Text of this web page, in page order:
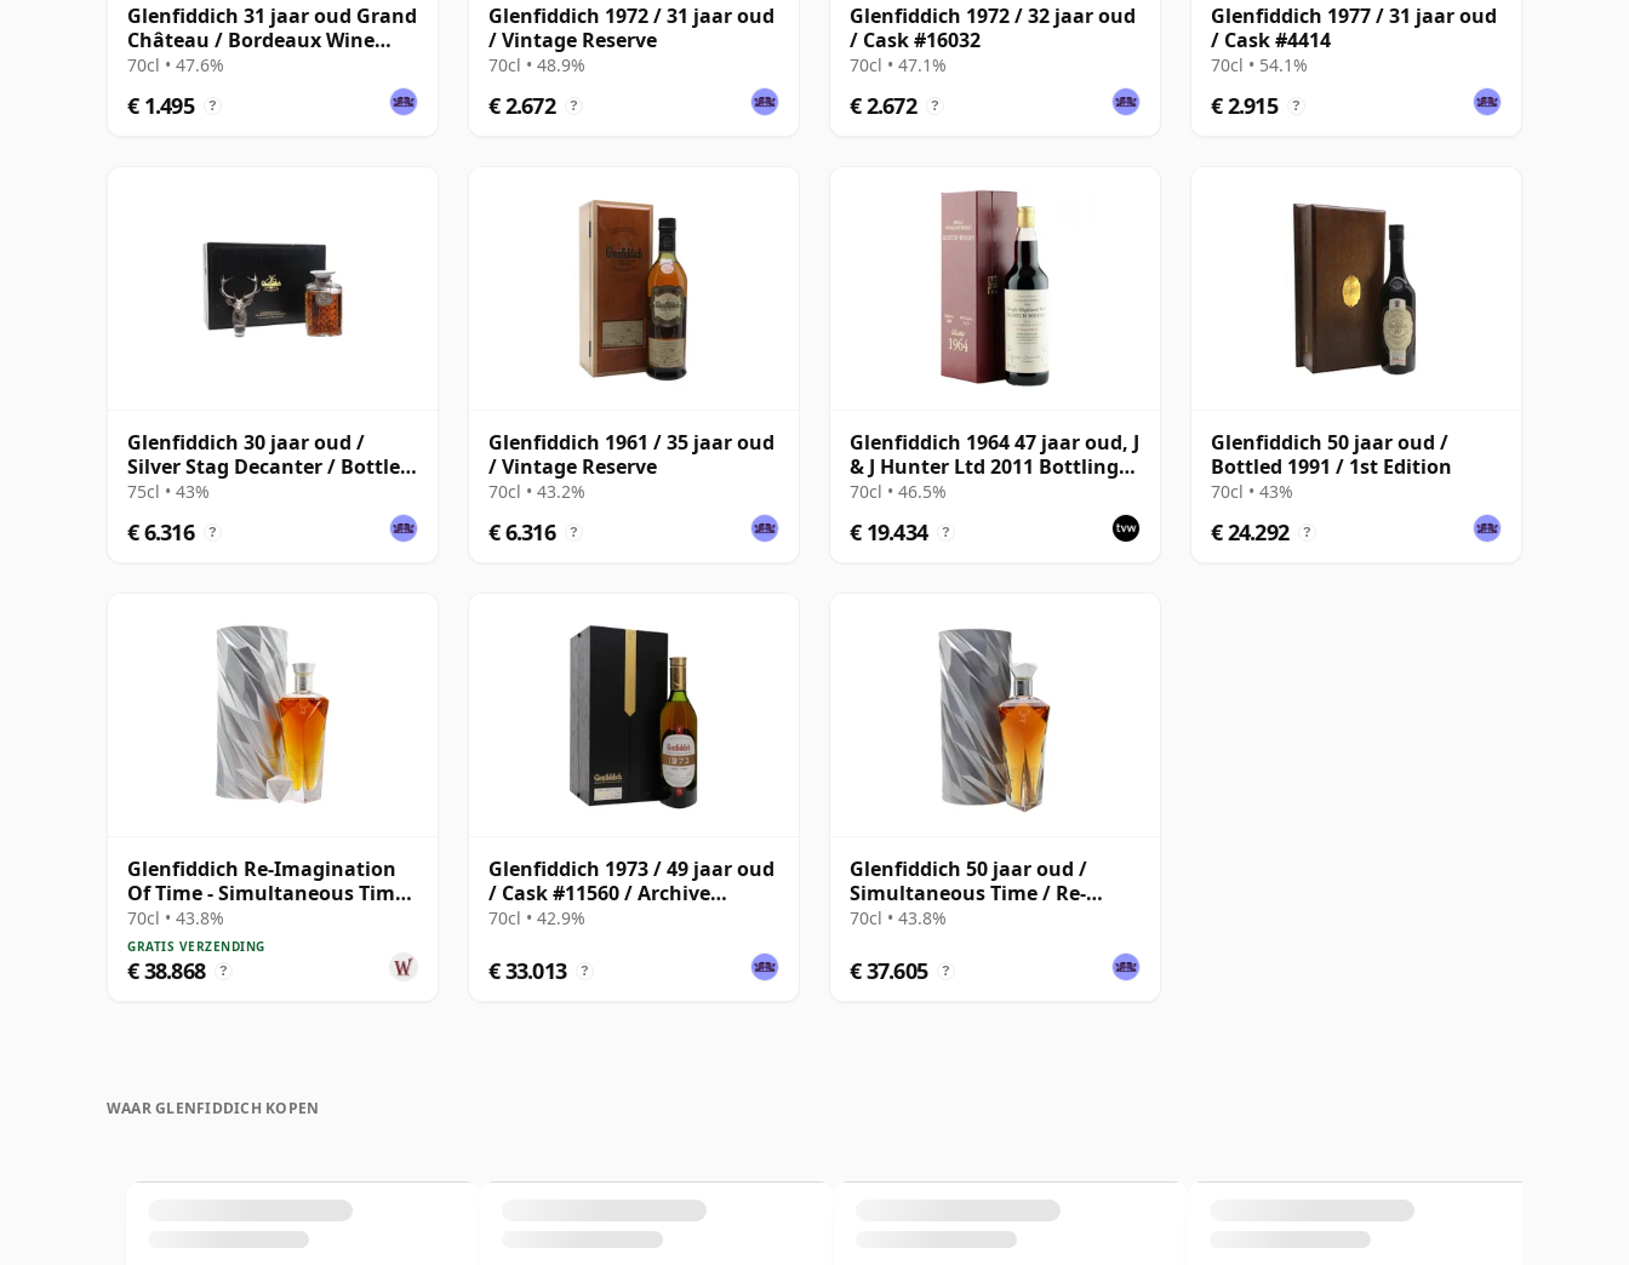
Glenfiddich 31 jaar oud Grand
Château / Bordeaux Wine
Cask Finish
70cl • 47.6%
€ 1.495 ?
Glenfiddich 1972 / 31 jaar oud
/ Vintage Reserve
70cl • 48.9%
€ 2.672 ?
Glenfiddich 1972 / 32 jaar oud
/ Cask #16032
70cl • 47.1%
€ 2.672 ?
Glenfiddich 1977 / 31 jaar oud
/ Cask #4414
70cl • 54.1%
€ 2.915 ?
Glenfiddich 30 jaar oud /
Silver Stag Decanter / Bottled
1980s
75cl • 43%
€ 6.316 ?
Glenfiddich 1961 / 35 jaar oud
/ Vintage Reserve
70cl • 43.2%
€ 6.316 ?
Glenfiddich 1964 47 jaar oud, J
& J Hunter Ltd 2011 Bottling,
Sherry Cask #10800
70cl • 46.5%
€ 19.434 ?
Glenfiddich 50 jaar oud /
Bottled 1991 / 1st Edition
70cl • 43%
€ 24.292 ?
Glenfiddich Re-Imagination
Of Time - Simultaneous Time
Single 1968 50 jaar oud
70cl • 43.8%
GRATIS VERZENDING
€ 38.868 ?
Glenfiddich 1973 / 49 jaar oud
/ Cask #11560 / Archive
Collection
70cl • 42.9%
€ 33.013 ?
Glenfiddich 50 jaar oud /
Simultaneous Time / Re-
imagined Time Series
70cl • 43.8%
€ 37.605 ?
WAAR GLENFIDDICH KOPEN